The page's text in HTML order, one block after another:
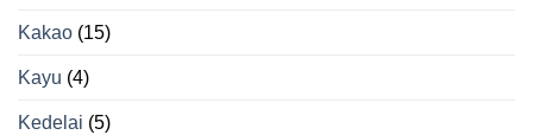
Kakao (15)
Kayu (4)
Kedelai (5)